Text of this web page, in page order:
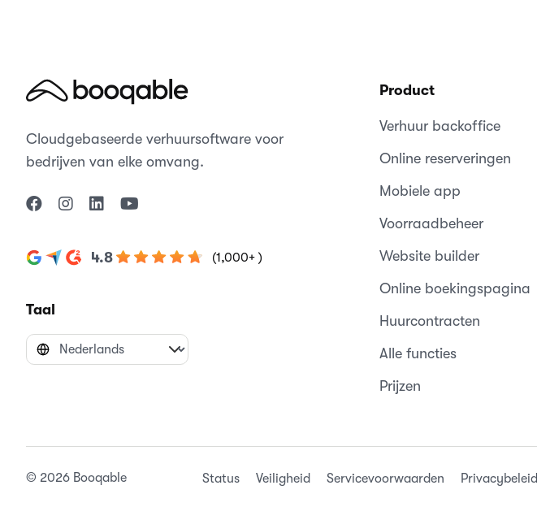
Cloudgebaseerde verhuursoftware voor
bedrijven van elke omvang.
4.8 (1,000+ )
Taal
Product
Verhuur backoffice
Online reserveringen
Mobiele app
Voorraadbeheer
Website builder
Online boekingspagina
Huurcontracten
Alle functies
Prijzen
© 2026 Booqable Status Veiligheid Servicevoorwaarden Privacybeleid